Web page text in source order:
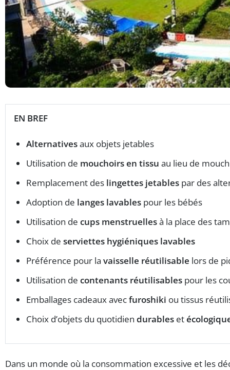
EN BREF
Alternativesaux objets jetables
Utilisation de mouchoirs en tissu au lieu de
Remplacement des lingettes jetables par des
Adoption de langes lavables pour les bébés
Utilisation de cups menstruellesà la place des
Choix de serviettes hygiéniques lavables
Préférence pour la vaisselle réutilisable lors de
Utilisation de contenants réutilisables pour les
Emballages cadeaux avecfuroshiki ou tissus
Choix d’objets du quotidien durables et
Dans un monde où la consommation excessive et les